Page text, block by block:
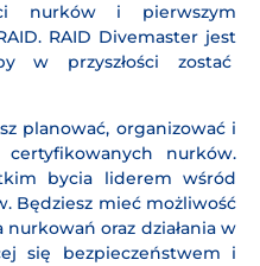
nurków i pierwszym
RAID Divemaster jest
w przyszłości zostać
planować, organizować i
nurków.
bycia liderem wśród
Będziesz mieć możliwość
oraz działania w
się bezpieczeństwem i